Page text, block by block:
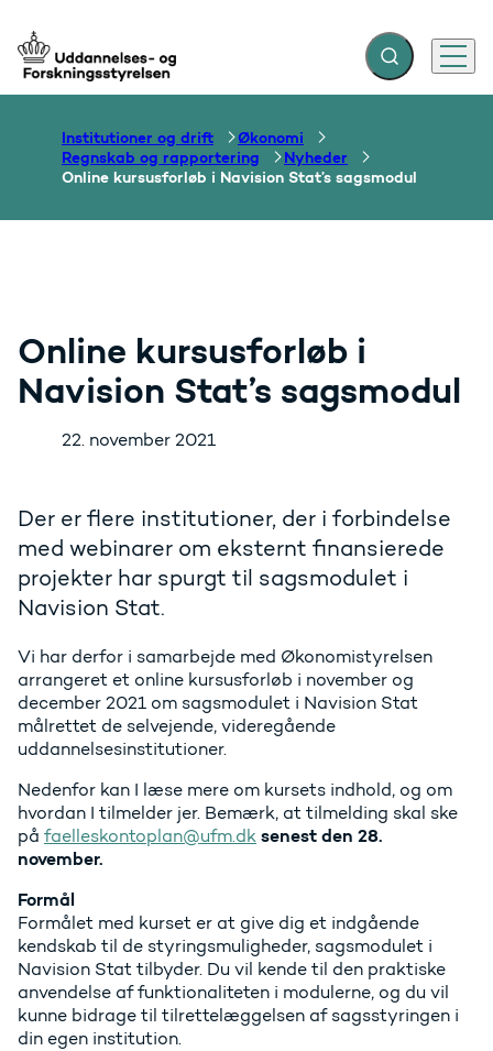
Gå til forsiden Fold søgefelt ud
Menu
Institutioner og drift
Økonomi
Regnskab og rapportering
Nyheder
Online kursusforløb i Navision Stat’s sagsmodul
Online kursusforløb i
Navision Stat’s sagsmodul
22. november 2021
Der er flere institutioner, der i forbindelse
med webinarer om eksternt finansierede
projekter har spurgt til sagsmodulet i
Navision Stat.
Vi har derfor i samarbejde med Økonomistyrelsen
arrangeret et online kursusforløb i november og
december 2021 om sagsmodulet i Navision Stat
målrettet de selvejende, videregående
uddannelsesinstitutioner.
Nedenfor kan I læse mere om kursets indhold, og om
hvordan I tilmelder jer. Bemærk, at tilmelding skal ske
på faelleskontoplan@ufm.dk senest den 28.
november.
Formål
Formålet med kurset er at give dig et indgående
kendskab til de styringsmuligheder, sagsmodulet i
Navision Stat tilbyder. Du vil kende til den praktiske
anvendelse af funktionalite­ten i modulerne, og du vil
kunne bidrage til tilrettelæggelsen af sagsstyringen i
din egen institution.